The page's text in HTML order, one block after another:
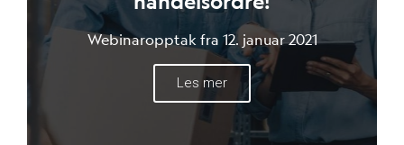
Webinaropptak fra 12. januar 2021
Les mer